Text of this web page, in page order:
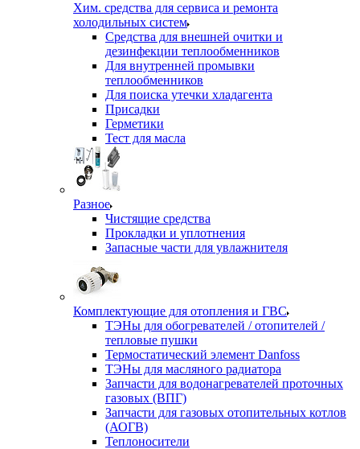
Хим. средства для сервиса и ремонта
холодильных систем
Средства для внешней очитки и
дезинфекции теплообменников
Для внутренней промывки
теплообменников
Для поиска утечки хладагента
Присадки
Герметики
Тест для масла
Разное
Чистящие средства
Прокладки и уплотнения
Запасные части для увлажнителя
Комплектующие для отопления и ГВС
ТЭНы для обогревателей / отопителей /
тепловые пушки
Термостатический элемент Danfoss
ТЭНы для масляного радиатора
Запчасти для водонагревателей проточных
газовых (ВПГ)
Запчасти для газовых отопительных котлов
(АОГВ)
Теплоносители